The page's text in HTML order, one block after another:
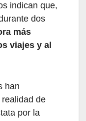
indican que,
dos
más
viajes y al
han
de
por la